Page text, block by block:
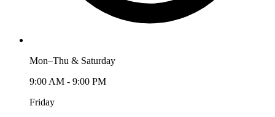
Mon–Thu & Saturday
9:00 AM - 9:00 PM
Friday